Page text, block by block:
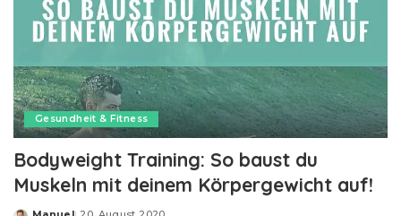
Gesundheit & Fitness
Bodyweight Training: So baust du
Muskeln mit deinem Körpergewicht auf!